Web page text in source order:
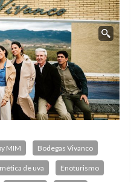
MIM Bodegas Vivanco
de uva Enoturismo